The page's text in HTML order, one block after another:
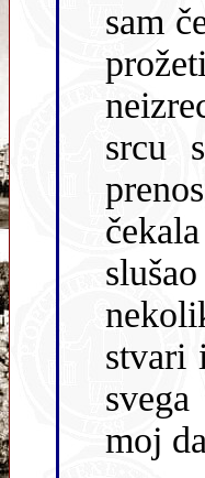
sam čeznuo, za
prožetim
srcu
prenoseći me u neki čudni,
čekala
slušao
stvari
svega srca veselio četvrtku,
moj